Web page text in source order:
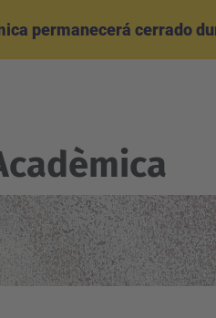
permanecerá cerrado